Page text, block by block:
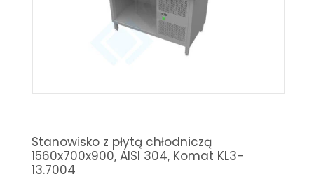
Stanowisko z płytą chłodniczą
1560x700x900, AISI 304, Komat KL3-
13.7004